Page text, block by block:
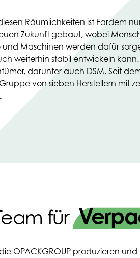
Räumlichkeiten ist Fardem
Zukunft gebaut, wobei
Maschinen werden dafür
weiterhin stabil entwickeln
darunter auch DSM. Seit
Gruppe von sieben Herstellern mit
für
OPACKGROUP produzieren